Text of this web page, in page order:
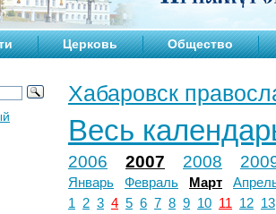
Церковь Общество
Хабаровск
Весь
2006 2007 2008
Январь Февраль Март
1
2 3 4 5 6 7 8 9 10 11 12 13